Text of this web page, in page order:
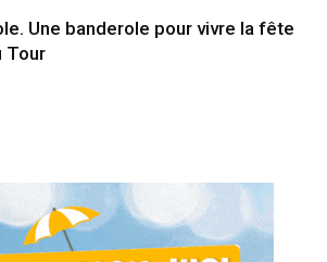
Une banderole pour vivre la fête
Tour